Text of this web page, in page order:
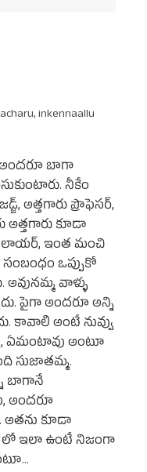
,inkennaallu
అందరూ బాగా
నీకేం
అత్తగారు ప్రొఫెసర్,
అత్తగారు కూడా
లాయర్, ఇంత మంచి
సంబంధం ఒప్పుకో
వాళ్ళు
పైగా అందరూ అన్ని
కావాలి అంటే నువ్వు
ఏమంటావు అంటూ
సుజాతమ్మ.
బాగానే
అందరూ
అతను కూడా
ఇలా ఉంటే నిజంగా